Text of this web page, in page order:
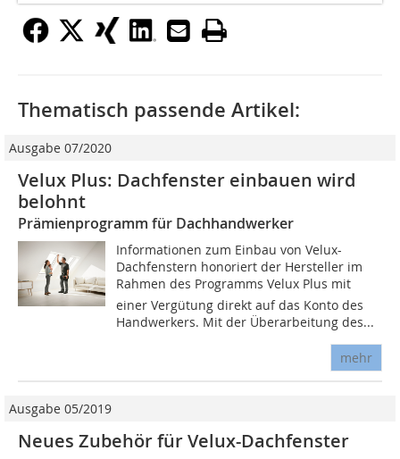
Thematisch passende Artikel:
Ausgabe 07/2020
Velux Plus: Dachfenster einbauen wird
belohnt
Prämienprogramm für Dachhandwerker
Informationen zum Einbau von Velux-
Dachfenstern honoriert der Hersteller im
Rahmen des Programms Velux Plus mit
einer Vergütung direkt auf das Konto des
Handwerkers. Mit der Überarbeitung des...
mehr
Ausgabe 05/2019
Neues Zubehör für Velux-Dachfenster